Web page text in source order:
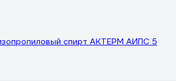
спирт АКТЕРМ АИПС 5